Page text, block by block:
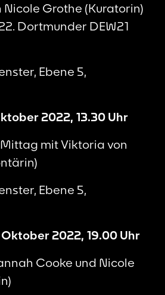
Nicole Grothe (Kuratorin)
Dortmunder DEW21
Ebene 5,
2022, 13.30 Uhr
mit Viktoria von
Ebene 5,
2022, 19.00 Uhr
Cooke und Nicole